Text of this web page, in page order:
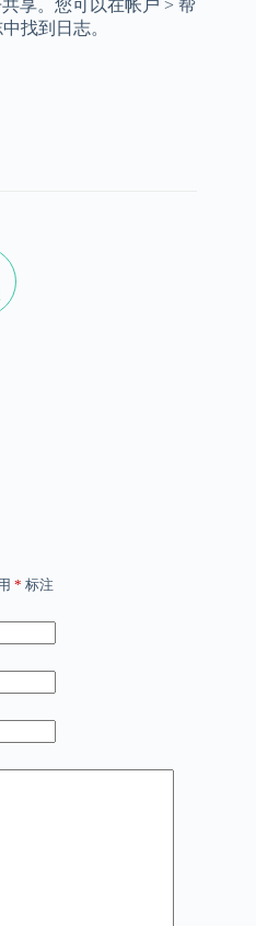
享。您可以在帐户 > 帮
找到日志。
* 标注